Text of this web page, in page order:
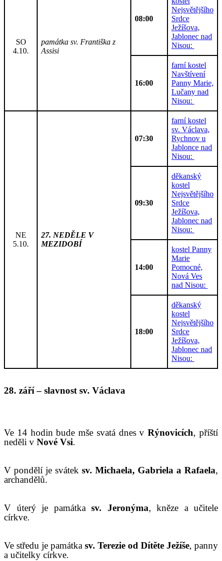
SO
4.10.
památka sv. Františka z
Assisi
08:00
Nejsvětějšího
Srdce
Ježíšova,
Jablonec nad
Nisou:
16:00
farní kostel
Navštívení
Panny Marie,
Lučany nad
Nisou:
NE
5.10.
27. NEDĚLE V
MEZIDOBÍ
07:30
farní kostel
sv. Václava,
Rychnov u
Jablonce nad
Nisou:
09:30
děkanský
kostel
Nejsvětějšího
Srdce
Ježíšova,
Jablonec nad
Nisou:
14:00
kostel Panny
Marie
Pomocné,
Nová Ves
nad Nisou:
18:00
děkanský
kostel
Nejsvětějšího
Srdce
Ježíšova,
Jablonec nad
Nisou:
28. září– slavnost sv. Václava
Ve 14 hodin bude mše svatá dnes vRýnovicích, příští
neděli v Nové Vsi.
V pondělí je svátek sv. Michaela, Gabriela a Rafaela,
archandělů.
V úterý je památka sv. Jeronýma, kněze a učitele
církve.
Ve středu je památka sv. Terezie od Dítěte Ježíše, panny
a učitelky církve.